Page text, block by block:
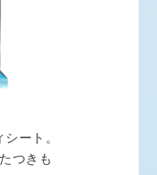
ート。
つきも